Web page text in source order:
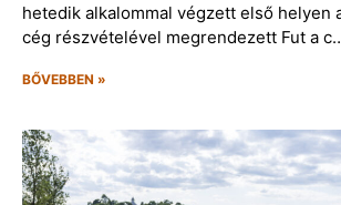
hetedik alkalommal végzett első helyen
cég részvételével megrendezett Fut a
BŐVEBBEN »